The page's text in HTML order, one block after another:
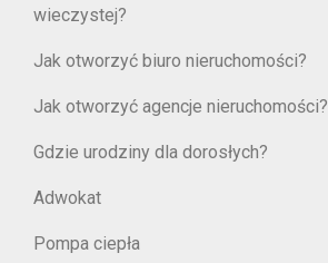
wieczystej?
Jak otworzyć biuro nieruchomości?
Jak otworzyć agencje nieruchomości?
Gdzie urodziny dla dorosłych?
Adwokat
Pompa ciepła